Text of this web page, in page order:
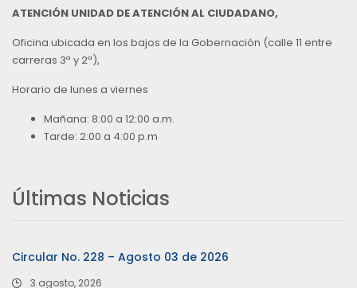
ATENCIÓN UNIDAD DE ATENCIÓN AL CIUDADANO,
Oficina ubicada en los bajos de la Gobernación (calle 11 entre
carreras 3ª y 2ª),
Horario de lunes a viernes
Mañana: 8:00 a 12:00 a.m.
Tarde: 2:00 a 4:00 p.m
Últimas Noticias
Circular No. 228 – Agosto 03 de 2026
3 agosto, 2026